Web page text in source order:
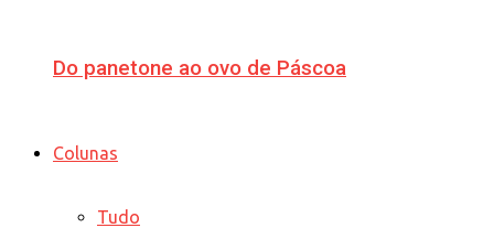
Do panetone ao ovo de Páscoa
Colunas
Tudo